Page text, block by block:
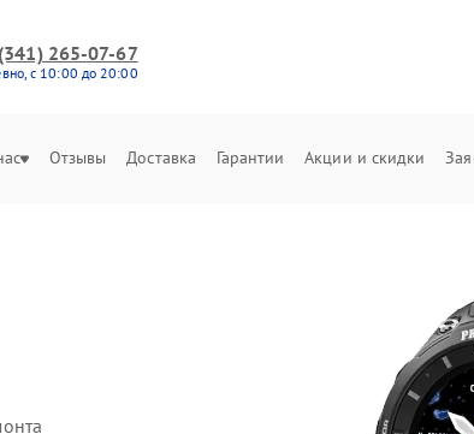
265-07-67
с 10:00 до 20:00
Отзывы Доставка Гарантии Акции и скидки